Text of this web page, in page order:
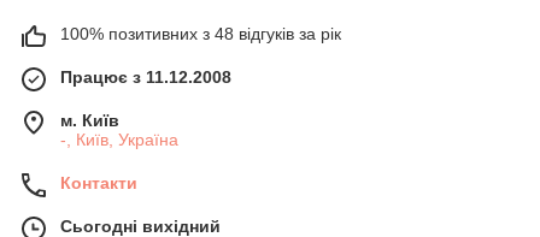
100% позитивних з 48 відгуків за рік
Працює з 11.12.2008
м. Київ
-, Київ, Україна
Контакти
Сьогодні вихідний